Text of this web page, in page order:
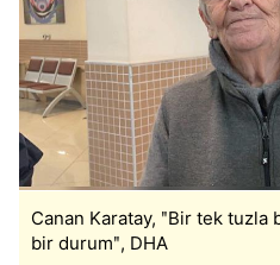
Canan Karatay, ʺBir tek tuzla
bir durumʺ, DHA